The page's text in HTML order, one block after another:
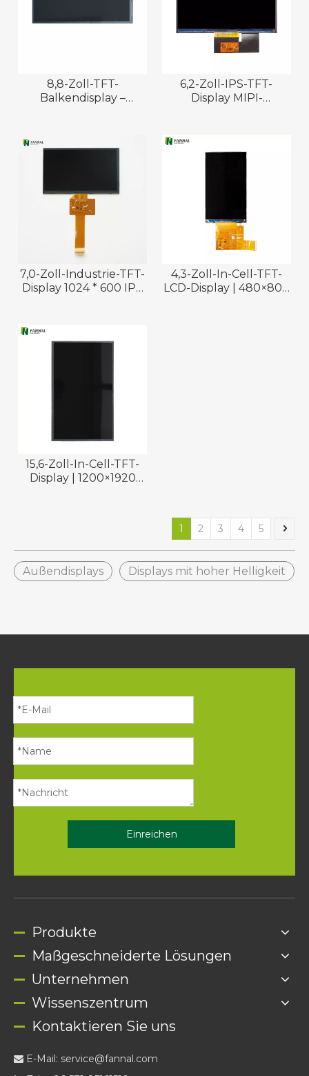
8,8-Zoll-TFT-
Balkendisplay –
Anwendungen
6,2-Zoll-IPS-TFT-
Display MIPI-
7,0-Zoll-Industrie-TFT-
Display 1024 * 600 IPS
4,3-Zoll-In-Cell-TFT-
LCD-Display | 480×800
15,6-Zoll-In-Cell-TFT-
Display | 1200×1920
1 2 3 4 5
Außendisplays Displays mit hoher Helligkeit
Einreichen
Produkte
Maßgeschneiderte Lösungen
Unternehmen
Wissenszentrum
Kontaktieren Sie uns
 E-Mail: service@fannal.com